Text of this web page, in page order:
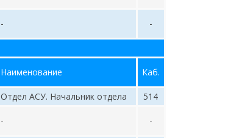
- -
Наименование Каб.
Отдел АСУ. Начальник отдела 514
- -